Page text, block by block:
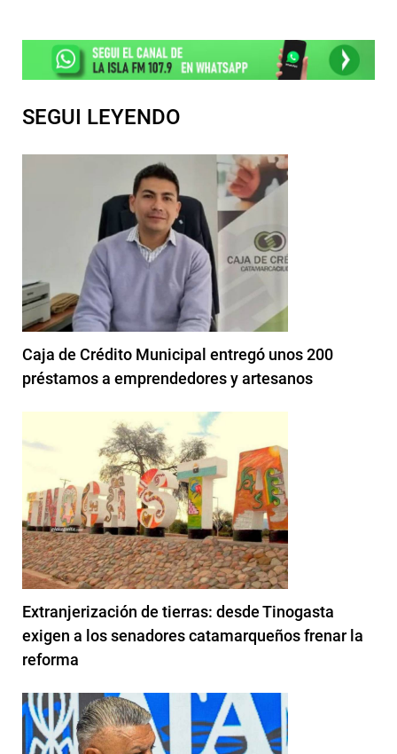
SEGUI LEYENDO
Caja de Crédito Municipal entregó unos 200
préstamos a emprendedores y artesanos
Extranjerización de tierras: desde Tinogasta
exigen a los senadores catamarqueños frenar la
reforma